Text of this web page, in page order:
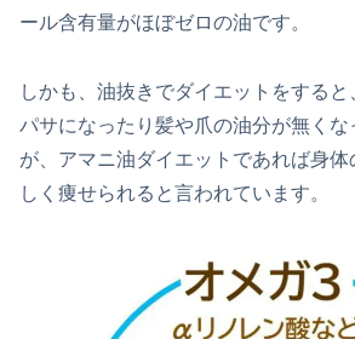
ール含有量がほぼゼロの油です。
しかも、油抜きでダイエットをする
パサになったり髪や爪の油分が無く
が、アマニ油ダイエットであれば身
しく痩せられると言われています。